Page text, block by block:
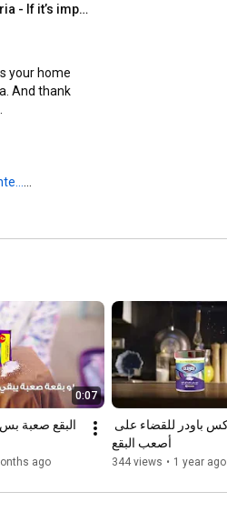
Clorox Bleach kills 99.9% of viruses and bacteria - If it’s important, trust Clorox
your home
And thank
0:07
ago
أصعب البقع
344 views • 1 year ago